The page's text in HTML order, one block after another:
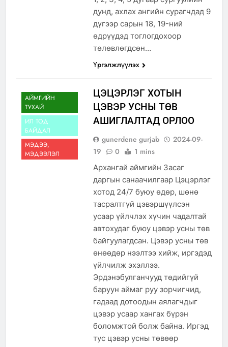
дунд, ахлах ангийн сурагчдад 9
дүгээр сарын 18, 19-ний
өдрүүдэд тоглогдохоор
төлөвлөгдсөн…
Үргэлжлүүлэх
АЙМГИЙН
ТУХАЙ
ИЛ ТОД
БАЙДАЛ
МЭДЭЭ,
МЭДЭЭЛЭЛ
ЦЭЦЭРЛЭГ ХОТЫН
ЦЭВЭР УСНЫ ТӨВ
АШИГЛАЛТАД ОРЛОО
gunerdene gurjab
2024-09-
19
0 1 mins
Архангай аймгийн Засаг
даргын санаачилгаар Цэцэрлэг
хотод 24/7 буюу өдөр, шөнө
тасралтгүй цэвэршүүлсэн
усаар үйлчлэх хүчин чадалтай
автохудаг буюу цэвэр усны төв
байгуулагдсан. Цэвэр усны төв
өнөөдөр нээлтээ хийж, иргэдэд
үйлчилж эхэллээ.
Эрдэнэбулганчууд төдийгүй
баруун аймаг руу зорчигчид,
гадаад дотоодын аялагчдыг
цэвэр усаар хангах бүрэн
боломжтой болж байна. Иргэд
тус цэвэр усны төвөөр